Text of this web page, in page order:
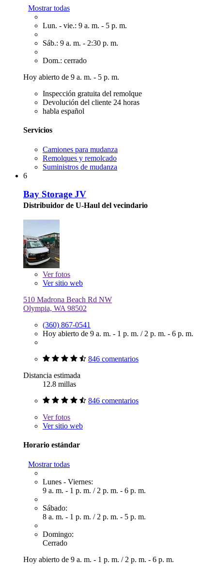
Mostrar todas
Lun. - vie.: 9 a. m. - 5 p. m.
Sáb.: 9 a. m. - 2:30 p. m.
Dom.: cerrado
Hoy abierto de 9 a. m. - 5 p. m.
Inspección gratuita del remolque
Devolución del cliente 24 horas
habla español
Servicios
Camiones para mudanza
Remolques y remolcado
Suministros de mudanza
6
Bay Storage JV
Distribuidor de U-Haul del vecindario
Verfotos
Ver sitio web
510 Madrona Beach Rd NW
Olympia, WA 98502
(360) 867-0541
Hoy abierto de 9 a. m. - 1 p. m. / 2 p. m. - 6 p. m.
846 comentarios
Distancia estimada
12.8 millas
846 comentarios
Verfotos
Ver sitio web
Horario estándar
Mostrar todas
Lunes - Viernes:
9 a. m. - 1 p. m. / 2 p. m. - 6 p. m.
Sábado:
8 a. m. - 1 p. m. / 2 p. m. - 5 p. m.
Domingo:
Cerrado
Hoy abierto de 9 a. m. - 1 p. m. / 2 p. m. - 6 p. m.